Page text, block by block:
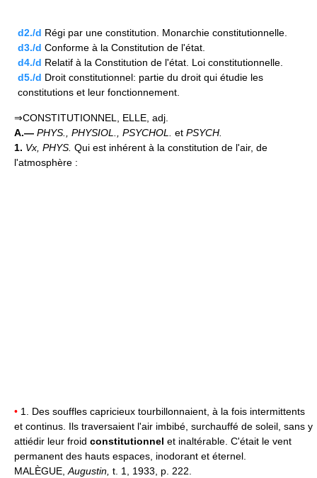
d2./d Régi par une constitution. Monarchie constitutionnelle.
d3./d Conforme à la Constitution de l'état.
d4./d Relatif à la Constitution de l'état. Loi constitutionnelle.
d5./d Droit constitutionnel: partie du droit qui étudie les
constitutions et leur fonctionnement.
⇒CONSTITUTIONNEL, ELLE, adj.
A.— PHYS., PHYSIOL., PSYCHOL. et PSYCH.
1. Vx, PHYS. Qui est inhérent à la constitution de l'air, de
l'atmosphère :
• 1. Des souffles capricieux tourbillonnaient, à la fois intermittents
et continus. Ils traversaient l'air imbibé, surchauffé de soleil, sans y
attiédir leur froid constitutionnel et inaltérable. C'était le vent
permanent des hauts espaces, inodorant et éternel.
MALÈGUE, Augustin, t. 1, 1933, p. 222.